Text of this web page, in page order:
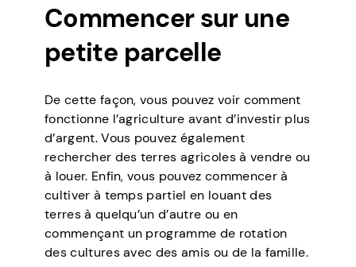
Commencer sur une
petite parcelle
De cette façon, vous pouvez voir comment
fonctionne l’agriculture avant d’investir plus
d’argent. Vous pouvez également
rechercher des terres agricoles à vendre ou
à louer. Enfin, vous pouvez commencer à
cultiver à temps partiel en louant des
terres à quelqu’un d’autre ou en
commençant un programme de rotation
des cultures avec des amis ou de la famille.